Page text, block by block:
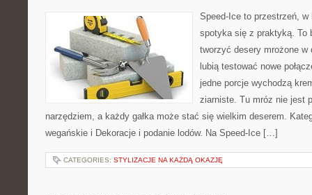
Speed-Ice to przestrzeń,
spotyka się z praktyką. To
tworzyć desery mrożone
lubią testować nowe
jedne porcje wychodzą
ziarniste. Tu mróz nie jest
narzędziem, a każdy gałka może stać się wielkim deserem.
wegańskie i Dekoracje i podanie lodów. Na Speed-Ice […]
CATEGORIES: STYLIZACJE NA KAŻDĄ OKAZJĘ